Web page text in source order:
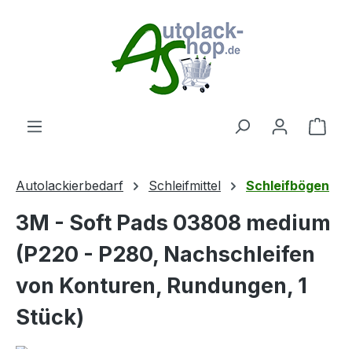
Autolackierbedarf Schleifmittel Schleifbögen
3M - Soft Pads 03808 medium
(P220 - P280, Nachschleifen
von Konturen, Rundungen, 1
Stück)